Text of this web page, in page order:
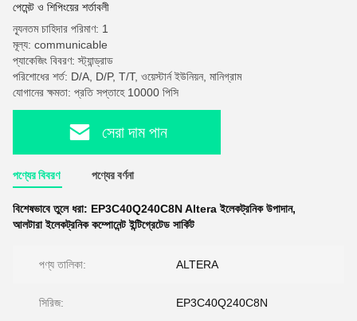
পেমেন্ট ও শিপিংয়ের শর্তাবলী
ন্যূনতম চাহিদার পরিমাণ: 1
মূল্য: communicable
প্যাকেজিং বিবরণ: স্ট্যান্ড্রাড
পরিশোধের শর্ত: D/A, D/P, T/T, ওয়েস্টার্ন ইউনিয়ন, মানিগ্রাম
যোগানের ক্ষমতা: প্রতি সপ্তাহে 10000 পিসি
সেরা দাম পান
পণ্যের বিবরণ পণ্যের বর্ণনা
বিশেষভাবে তুলে ধরা: EP3C40Q240C8N Altera ইলেকট্রনিক উপাদান,
আলটারা ইলেকট্রনিক কম্পোনেন্ট ইন্টিগ্রেটেড সার্কিট
পণ্য তালিকা: ALTERA
সিরিজ: EP3C40Q240C8N